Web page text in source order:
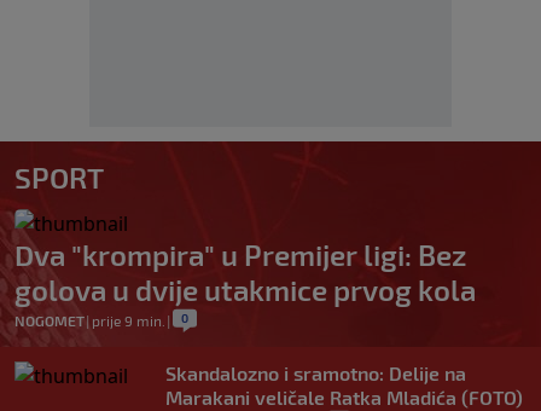
SPORT
Dva "krompira" u Premijer ligi: Bez
golova u dvije utakmice prvog kola
NOGOMET| prije 9 min. | 0
Skandalozno i sramotno: Delije na
Marakani veličale Ratka Mladića (FOTO)